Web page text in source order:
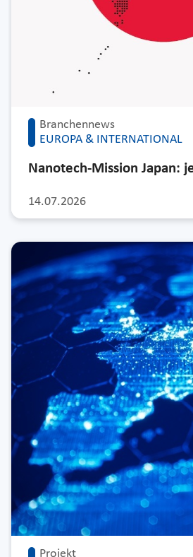
Branchennews
EUROPA & INTERNATIONAL
14.07.2026
Nanotech-Mission Japan:
Projekt